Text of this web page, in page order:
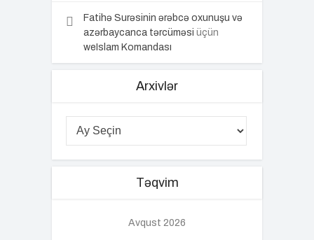
Fatihə Surəsinin ərəbcə oxunuşu və
azərbaycanca tərcüməsi üçün
weIslam Komandası
Arxivlər
Təqvim
Avqust 2026